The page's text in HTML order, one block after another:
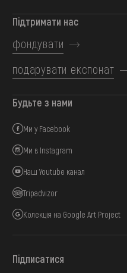
Підтримати нас
фондувати
подарувати експонат
Будьте з нами
Ми у Facebook
Ми в Instagram
Наш Youtube канал
Tripadvizor
Колекція на Google Art Project
Підписатися